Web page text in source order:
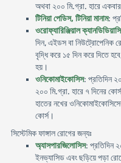
অথবা ২০০ মি.গ্রা. হারে
টিনিয়া পেডিস, টিনিয়া মানাম:
ওরোফ্যারিঞ্জিয়াল
দিন, এইডস বা নিউট্রোপেনিক
বৃদ্ধি করে ১৫ দিন করে দিতে
হয়।
ওনিকোমাইকোসিস: প্রতিদিন
২০০ মি.গ্রা. হারে ৭ দিনের
হাতের নখের
কোর্স।
সিস্টেমিক ফাঙ্গাল রোগের জন্যঃ
অ্যাসপারজিলোসিস: প্রতিদিন
ইনভ্যাসিড এবং ছড়িয়ে পড়া